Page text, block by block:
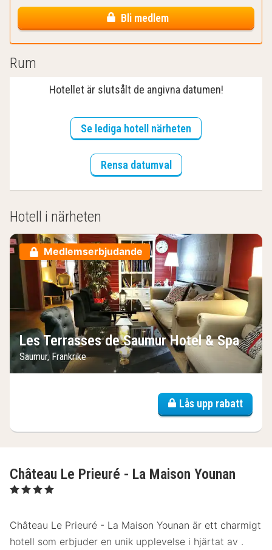
Bli medlem
Rum
Hotellet är slutsålt de angivna datumen!
Se lediga hotell närheten
Rensa datumval
Hotell i närheten
Medlemserbjudande
Les Terrasses de Saumur Hotel & Spa
Saumur, Frankrike
Lås upp rabatt
Château Le Prieuré - La Maison Younan
, 4 Stjärnor
Château Le Prieuré - La Maison Younan är ett charmigt
hotell som erbjuder en unik upplevelse i hjärtat av .